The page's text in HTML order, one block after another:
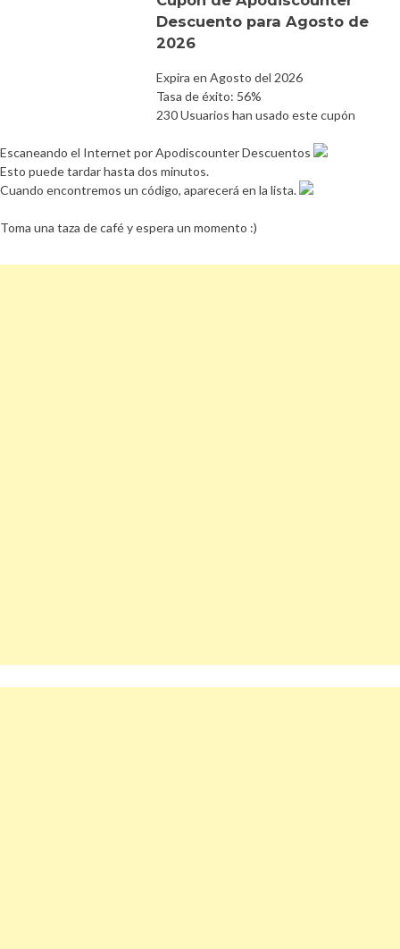
Descuento para Agosto de
2026
Expira en Agosto del 2026
Tasa de éxito: 56%
230 Usuarios han usado este cupón
Escaneando el Internet por Apodiscounter Descuentos
Esto puede tardar hasta dos minutos.
Cuando encontremos un código, aparecerá en la lista.
Toma una taza de café y espera un momento :)